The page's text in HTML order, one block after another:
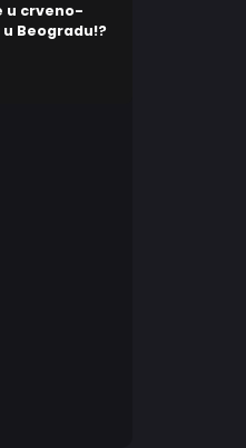
u crveno-
Beogradu!?